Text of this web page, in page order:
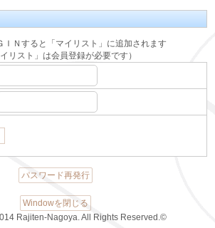
ＩＮすると「マイリスト」に追加されます
イリスト」は会員登録が必要です）
パスワード再発行
Windowを閉じる
Rajiten-Nagoya. All Rights Reserved.©